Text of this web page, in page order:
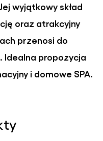
wyjątkowy skład
oraz atrakcyjny
przenosi do
Idealna propozycja
i domowe SPA.